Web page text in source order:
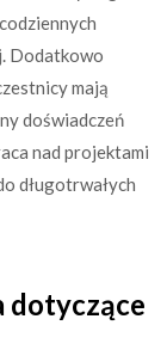
Dodatkowo
mają
doświadczeń
nad projektami
długotrwałych
dotyczące